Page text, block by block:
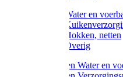
Pluimvee Water en
Pluimvee
Pluimvee Hokken, netten
Pluimvee Overig
Knaagdieren Water en